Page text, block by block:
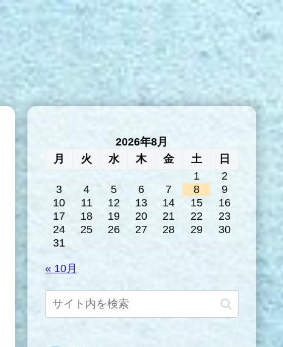
2026年8月
月
火 水 木 金 土
日
1
2
3
4 5 6 7 8
9
10
11 12 13 14 15
16
17
18 19 20 21 22
23
24
25 26 27 28 29
30
31
« 10月